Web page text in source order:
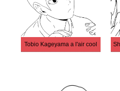
Tobio Kageyama a l'air cool